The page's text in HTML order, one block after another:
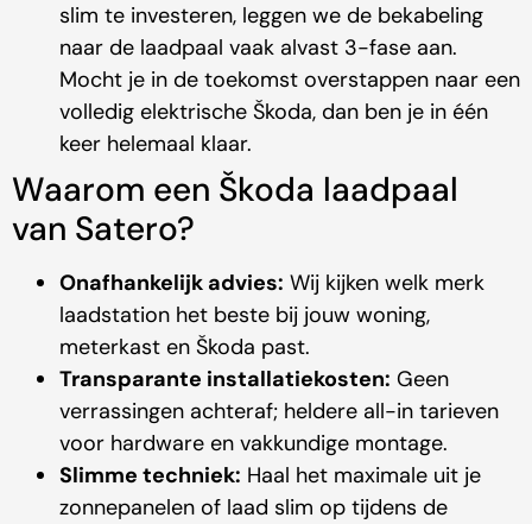
slim te investeren, leggen we de bekabeling
naar de laadpaal vaak alvast 3-fase aan.
Mocht je in de toekomst overstappen naar een
volledig elektrische Škoda, dan ben je in één
keer helemaal klaar.
Waarom een Škoda laadpaal
van Satero?
Onafhankelijk advies: Wij kijken welk merk
laadstation het beste bij jouw woning,
meterkast en Škoda past.
Transparante installatiekosten: Geen
verrassingen achteraf; heldere all-in tarieven
voor hardware en vakkundige montage.
Slimme techniek: Haal het maximale uit je
zonnepanelen of laad slim op tijdens de